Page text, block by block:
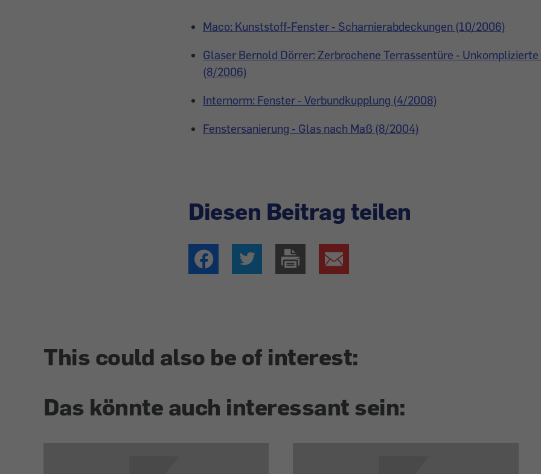
Maco: Kunststoff-Fenster - Scharnierabdeckungen (10/2006)
Glaser Bernold Dörrer: Zerbrochene Terrassentüre -
(8/2006)
Internorm: Fenster - Verbundkupplung (4/2008)
Fenstersanierung - Glas nach Maß (8/2004)
Diesen Beitrag teilen
This could also be of interest:
Das könnte auch interessant sein: